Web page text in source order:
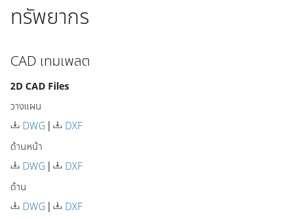
ทรัพยากร
CAD เทมเพลต
2D CAD Files
วางแผน
DWG
DXF
ด้านหน้า
DWG
DXF
ด้าน
DWG
DXF